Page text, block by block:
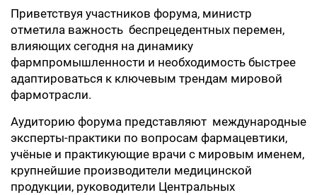
Приветствуя участников форума, министр
отметила важность беспрецедентных перемен,
влияющих сегодня на динамику
фармпромышленности и необходимость быстрее
адаптироваться к ключевым трендам мировой
фармотрасли.
Аудиторию форума представляют международные
эксперты-практики по вопросам фармацевтики,
учёные и практикующие врачи с мировым именем,
крупнейшие производители медицинской
продукции, руководители Центральных